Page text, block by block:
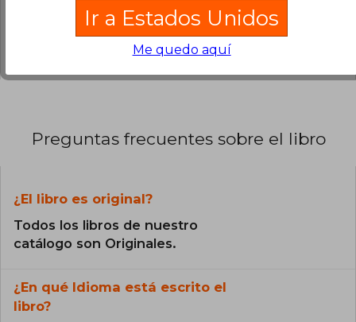
0% (0)
0% (0)
Preguntas frecuentes sobre el libro
¿El libro es original?
Todos los libros de nuestro
catálogo son Originales.
¿En qué Idioma está escrito el
libro?
Ir a Estados Unidos
Me quedo aquí